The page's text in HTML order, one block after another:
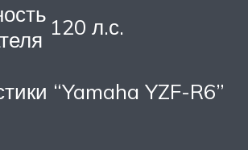
120 л.с.
“Yamaha YZF-R6”